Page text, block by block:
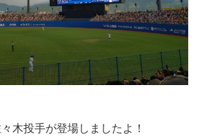
木投手が登場しましたよ！